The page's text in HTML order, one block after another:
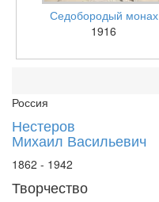
Седобородый монах
1916
Россия
Нестеров
Михаил Васильевич
1862 - 1942
Творчество